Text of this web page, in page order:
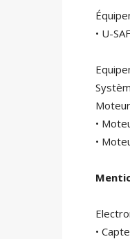
• U-
•
•
•